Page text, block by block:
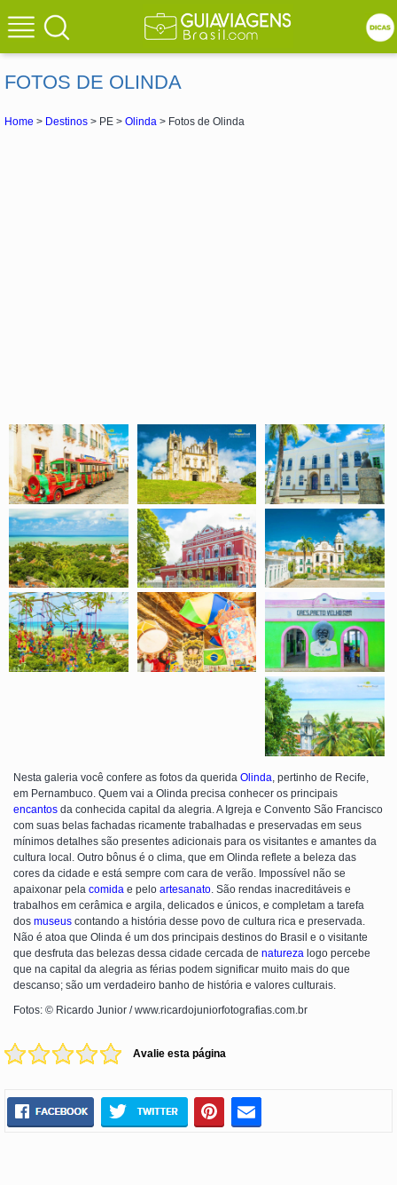
FOTOS DE OLINDA
Home > Destinos > PE > Olinda > Fotos de Olinda
Nesta galeria você confere as fotos da querida Olinda , pertinho de Recife,
em Pernambuco. Quem vai a Olinda precisa conhecer os principais
encantos da conhecida capital da alegria. A Igreja e Convento São Francisco
com suas belas fachadas ricamente trabalhadas e preservadas em seus
mínimos detalhes são presentes adicionais para os visitantes e amantes da
cultura local. Outro bônus é o clima, que em Olinda reflete a beleza das
cores da cidade e está sempre com cara de verão. Impossível não se
apaixonar pela comida e pelo artesanato . São rendas inacreditáveis e
trabalhos em cerâmica e argila, delicados e únicos, e completam a tarefa
dos museus contando a história desse povo de cultura rica e preservada.
Não é atoa que Olinda é um dos principais destinos do Brasil e o visitante
que desfruta das belezas dessa cidade cercada de natureza logo percebe
que na capital da alegria as férias podem significar muito mais do que
descanso; são um verdadeiro banho de história e valores culturais.
Fotos: © Ricardo Junior / www.ricardojuniorfotografias.com.br
Avalie esta página